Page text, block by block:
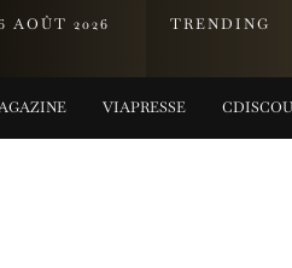
AOÛT 2026 TRENDING
TITAN PAR PHARRELL WILLIAMS
VIAPRESSE